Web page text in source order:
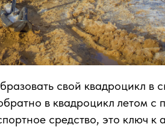
свой квадроцикл в
в квадроцикл летом с
средство, это ключ к